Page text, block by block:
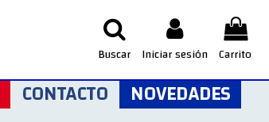
Buscar Iniciar sesión Carrito
CONTACTO NOVEDADES